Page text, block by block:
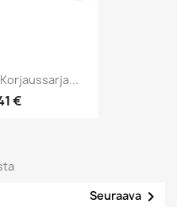
€
Seuraava 